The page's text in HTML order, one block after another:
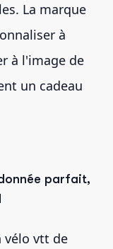
La marque
à
à l'image de
un cadeau
parfait,
vélo vtt de